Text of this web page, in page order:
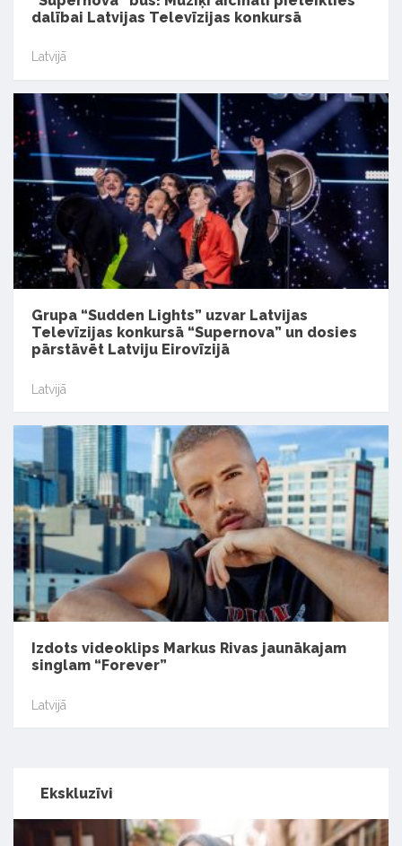
dalībai Latvijas Televīzijas konkursā
Latvijā
Grupa “Sudden Lights” uzvar Latvijas
Televīzijas konkursā “Supernova” un dosies
pārstāvēt Latviju Eirovīzijā
Latvijā
Izdots videoklips Markus Rivas jaunākajam
singlam “Forever”
Latvijā
Ekskluzīvi